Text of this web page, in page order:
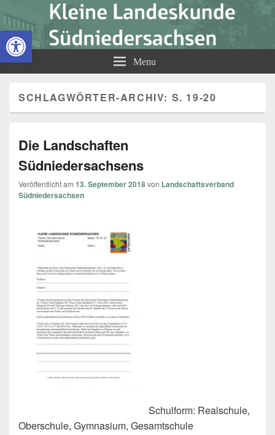
Kleine Landeskunde
Südniedersachsen
Menu
SCHLAGWÖRTER-ARCHIV: S. 19-20
Die Landschaften
Südniedersachsens
Veröffentlicht am 13. September 2018von Landschaftsverband
Südniedersachsen
Schulform: Realschule,
Oberschule, Gymnasium, Gesamtschule
Open toolbar